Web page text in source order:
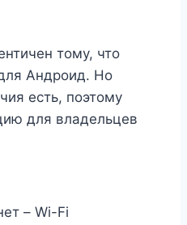
тому, что
Андроид. Но
есть, поэтому
для владельцев
– Wi-Fi